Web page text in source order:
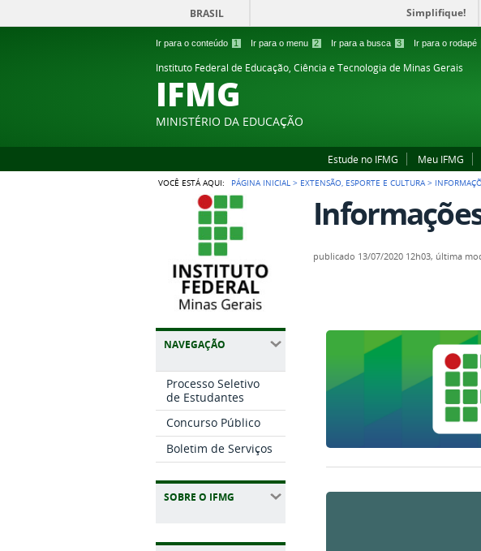
Ir para o conteúdo 1 Ir para o menu 2 Ir para a busca 3 Ir para o rodapé
BRASIL Simplifique!
Instituto Federal de Educação, Ciência e Tecnologia de Minas Gerais
IFMG
MINISTÉRIO DA EDUCAÇÃO
Estude no IFMG Meu IFMG
VOCÊ ESTÁ AQUI: PÁGINA INICIAL > EXTENSÃO, ESPORTE E CULTURA >
NAVEGAÇÃO
Processo Seletivo
de Estudantes
Concurso Público
Boletim de Serviços
SOBRE O IFMG
publicado 13/07/2020 12h03, última